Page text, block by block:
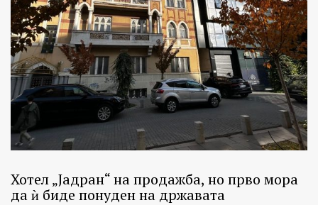
Хотел „Јадран“ на продажба, но прво мора
да ѝ биде понуден на државата